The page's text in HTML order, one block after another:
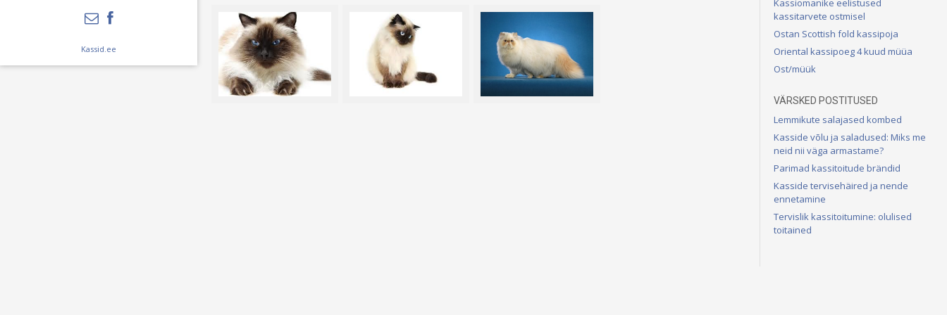
Kassid.ee
Kassiomanike eelistused
kassitarvete ostmisel
Ostan Scottish fold kassipoja
Oriental kassipoeg 4 kuud müüa
Ost/müük
VÄRSKED POSTITUSED
Lemmikute salajased kombed
Kasside võlu ja saladused: Miks me
neid nii väga armastame?
Parimad kassitoitude brändid
Kasside tervisehäired ja nende
ennetamine
Tervislik kassitoitumine: olulised
toitained